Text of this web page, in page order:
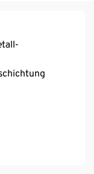
Metall
sanften und